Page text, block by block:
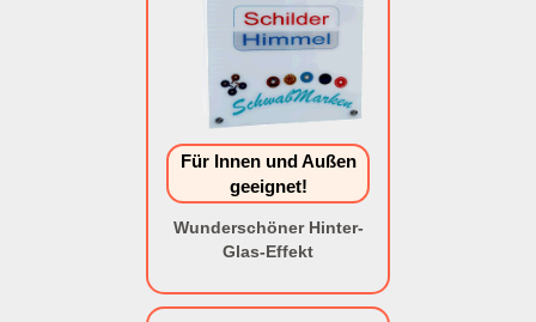
Für Innen und Außen
geeignet!
Wunderschöner Hinter-
Glas-Effekt